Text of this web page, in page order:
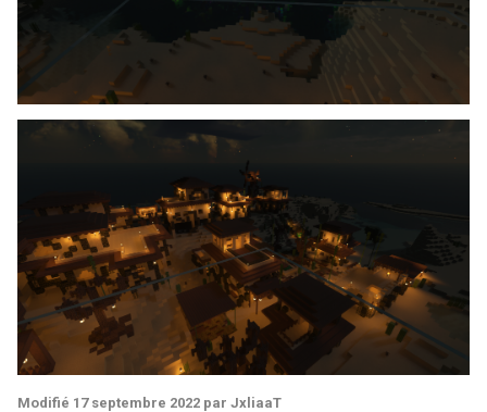
Modifié 17 septembre 2022 par JxliaaT